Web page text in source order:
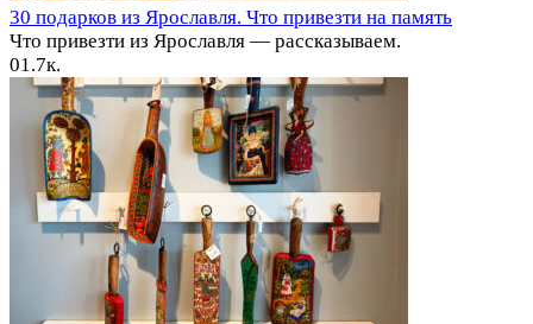
30 подарков из Ярославля. Что привезти на память
Что привезти из Ярославля — рассказываем.
01.7к.